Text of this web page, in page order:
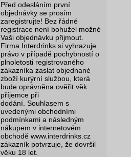
Před odesláním první
objednávky se prosím
zaregistrujte! Bez řádné
registrace není bohužel možné
Vaši objednávku přijmout.
Firma Interdrinks si vyhrazuje
právo v případě pochybností o
plnoletosti registrovaného
zákazníka zaslat objednané
zboží kurýrní službou, která
bude oprávněna ověřit věk
příjemce při
dodání. Souhlasem s
uvedenými obchodními
podmínkami a následným
nákupem v internetovém
obchodě www.interdrinks.cz
zákazník potvrzuje, že dovršil
věku 18 let.